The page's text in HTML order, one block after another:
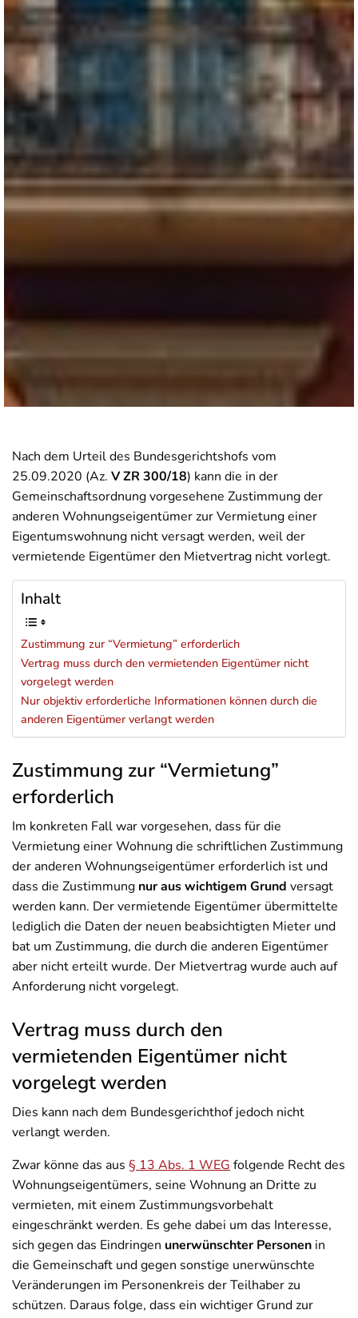
Nach dem Urteil des Bundesgerichtshofs vom
25.09.2020 (Az.V ZR 300/18) kann die in der
Gemeinschaftsordnung vorgesehene Zustimmung der
anderen Wohnungseigentümer zur Vermietung einer
Eigentumswohnung nicht versagt werden, weil der
vermietende Eigentümer den Mietvertrag nicht vorlegt.
Inhalt
Zustimmung zur “Vermietung” erforderlich
Vertrag muss durch den vermietenden Eigentümer nicht
vorgelegt werden
Nur objektiv erforderliche Informationen können durch die
anderen Eigentümer verlangt werden
Zustimmung zur “Vermietung”
erforderlich
Im konkreten Fall war vorgesehen, dass für die
Vermietung einer Wohnung die schriftlichen Zustimmung
der anderen Wohnungseigentümer erforderlich ist und
dass die Zustimmung nur aus wichtigem Grund versagt
werden kann. Der vermietende Eigentümer übermittelte
lediglich die Daten der neuen beabsichtigten Mieter und
bat um Zustimmung, die durch die anderen Eigentümer
aber nicht erteilt wurde. Der Mietvertrag wurde auch auf
Anforderung nicht vorgelegt.
Vertrag muss durch den
vermietenden Eigentümer nicht
vorgelegt werden
Dies kann nach dem Bundesgerichthof jedoch nicht
verlangt werden.
Zwar könne das aus§ 13 Abs. 1 WEG folgende Recht des
Wohnungseigentümers, seine Wohnung an Dritte zu
vermieten, mit einem Zustimmungsvorbehalt
eingeschränkt werden. Es gehe dabei um das Interesse,
sich gegen das Eindringen unerwünschter Personen in
die Gemeinschaft und gegen sonstige unerwünschte
Veränderungen im Personenkreis der Teilhaber zu
schützen. Daraus folge, dass ein wichtiger Grund zur